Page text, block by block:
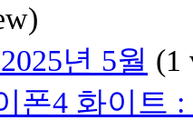
년 5월 (1
폰4 화이트